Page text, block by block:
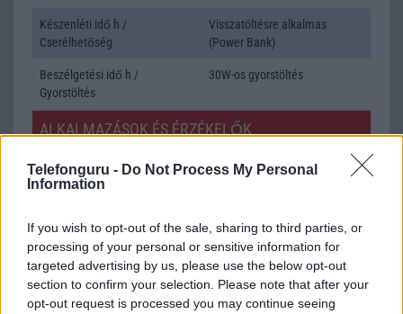
Telefonguru - Do Not Process My Personal
Information
If you wish to opt-out of the sale, sharing to third parties, or
processing of your personal or sensitive information for
targeted advertising by us, please use the below opt-out
section to confirm your selection. Please note that after your
opt-out request is processed you may continue seeing
Készenléti idő h /
Cserélhetőség
Visszatöltésre alkalmas
(Power Bank)
Beszélgetési idő h /
Gyorstöltés
30W-os gyorstöltés
ALKALMAZÁSOK ÉS ÉRZÉKELŐK
Java Nincs
SNS integráció alap szolgáltatás
Organizer alap szolgáltatás
T9 szótár alkalmazás független szótár